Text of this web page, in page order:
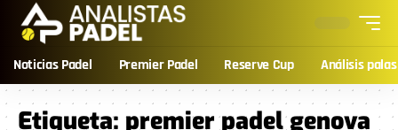
Noticias Padel Premier Padel Reserve Cup Análisis palas
Etiqueta: premier padel genova